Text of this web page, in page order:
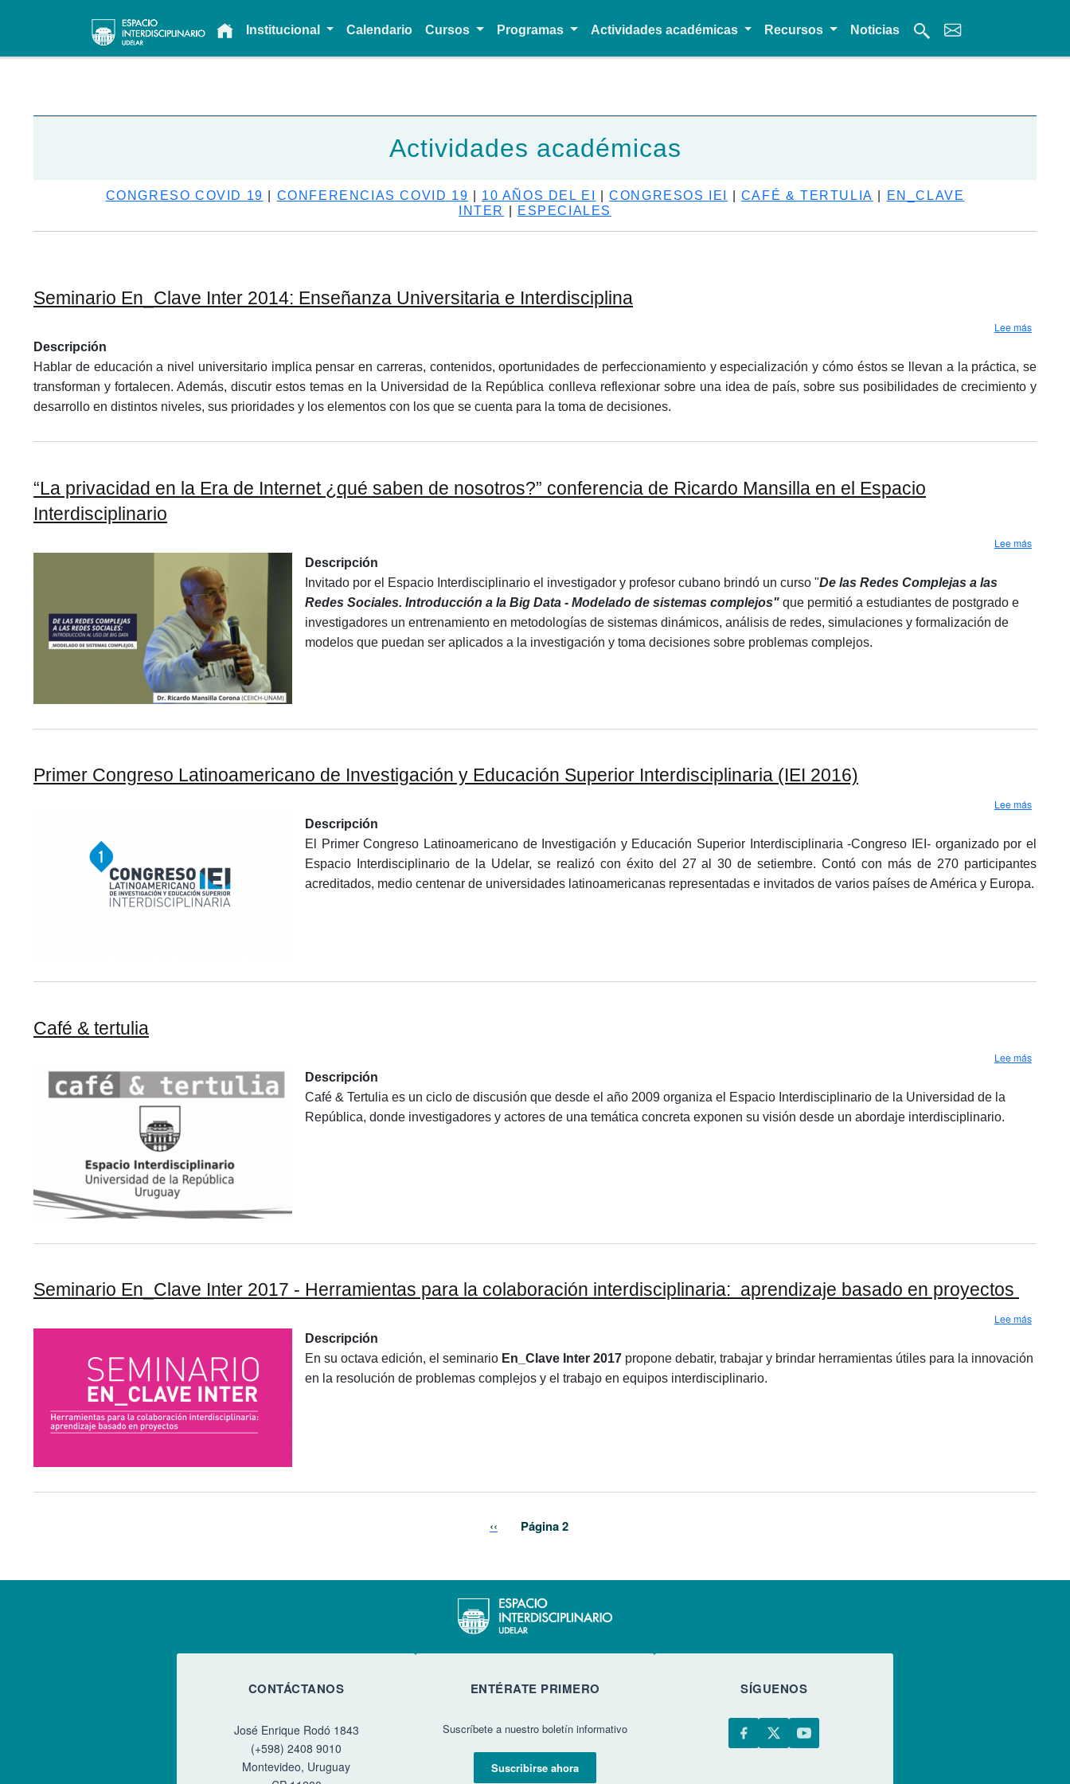
Main navigationInstitucional Calendario Cursos Programas Actividades académicas Recursos Noticias
Actividades académicas
CONGRESO COVID 19 CONFERENCIAS COVID 19 10 AÑOS DEL EI |CONGRESOS IEI CAFÉ & TERTULIA
EN_CLAVE
INTER
ESPECIALES
Seminario En_Clave Inter 2014: Enseñanza Universitaria e Interdisciplina
Lee mássobre
Descripción
Hablar de educación a nivel universitario implica pensar en carreras, contenidos, oportunidades de perfeccionamiento y especialización y cómo éstos se llevan a la práctica, se
transforman y fortalecen. Además, discutir estos temas en la Universidad de la República conlleva reflexionar sobre una idea de país, sobre sus posibilidades de crecimiento y
desarrollo en distintos niveles, sus prioridades y los elementos con los que se cuenta para la toma de decisiones.
“La privacidad en la Era de Internet ¿qué saben de nosotros?” conferencia de Ricardo Mansilla en el Espacio
Interdisciplinario
Lee mássobre
Descripción
Invitado por el Espacio Interdisciplinario el investigador y profesor cubano brindó un curso "De las Redes Complejas a las
Redes Sociales. Introducción a la Big Data - Modelado de sistemas complejos" que permitió a estudiantes de postgrado e
investigadores un entrenamiento en metodologías de sistemas dinámicos, análisis de redes, simulaciones y formalización de
modelos que puedan ser aplicados a la investigación y toma decisiones sobre problemas complejos.
Primer Congreso Latinoamericano de Investigación y Educación Superior Interdisciplinaria (IEI 2016)
Lee mássobre
Descripción
El Primer Congreso Latinoamericano de Investigación y Educación Superior Interdisciplinaria -Congreso IEI- organizado por el
Espacio Interdisciplinario de la Udelar, se realizó con éxito del 27 al 30 de setiembre. Contó con más de 270 participantes
acreditados, medio centenar de universidades latinoamericanas representadas e invitados de varios países de América y Europa.
Café & tertulia
Lee mássobre
Descripción
Café & Tertulia es un ciclo de discusión que desde el año 2009 organiza el Espacio Interdisciplinario de la Universidad de la
República, donde investigadores y actores de una temática concreta exponen su visión desde un abordaje interdisciplinario.
Seminario En_Clave Inter 2017 - Herramientas​ ​para​ ​la​ ​colaboración​ ​interdisciplinaria: aprendizaje​ ​basado​ ​en​ ​proyectos
Lee mássobre
Descripción
En su octava edición, el seminario En_Clave Inter 2017 propone debatir, trabajar y brindar herramientas útiles para la innovación
en la resolución de problemas complejos y el trabajo en equipos interdisciplinario.
Página anterior
‹‹ Página 2
CONTÁCTANOS
José Enrique Rodó 1843
(+598) 2408 9010
Montevideo, Uruguay
ENTÉRATE PRIMERO
Suscríbete a nuestro boletín informativo
Suscribirse ahora
SÍGUENOS